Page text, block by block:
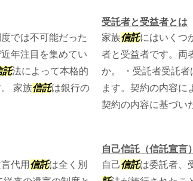
では不可能だった
年注目を集めてい
託法によって本格的
家族信託は銀行の
受託者と受益者とは
家族信託にはいくつ
者と受益者です。両
か。 ・受託者受託
ます。契約の内容に
契約の内容に基づい
代用 信託は全く別
自己信託（信託宣言）
自己信託は委託者、